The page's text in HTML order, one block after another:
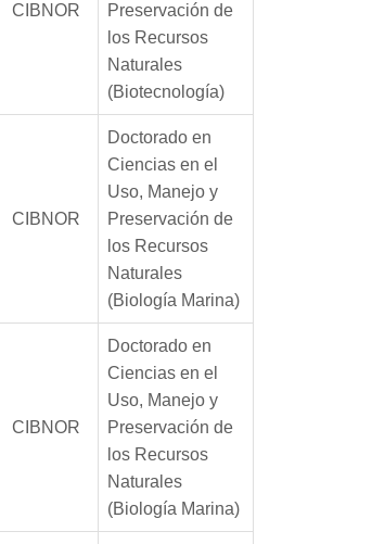
CIBNOR
Preservación de
los Recursos
Naturales
(Biotecnología)
CIBNOR
Doctorado en
Ciencias en el
Uso, Manejo y
Preservación de
los Recursos
Naturales
(Biología Marina)
CIBNOR
Doctorado en
Ciencias en el
Uso, Manejo y
Preservación de
los Recursos
Naturales
(Biología Marina)